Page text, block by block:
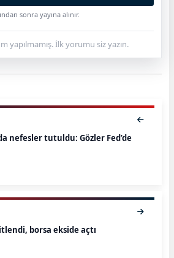
sonra yayına alınır.
yapılmamış. İlk yorumu siz yazın.
nefesler tutuldu: Gözler Fed’de
borsa ekside açtı